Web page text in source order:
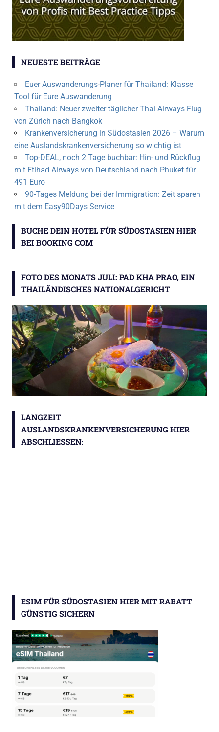
NEUESTE BEITRÄGE
Euer Auswanderungs-Planer für Thailand: Klasse
Tool für Eure Auswanderung
Thailand: Neuer zweiter täglicher Thai Airways Flug
von Zürich nach Bangkok
Krankenversicherung in Südostasien 2026 – Warum
eine Auslandskrankenversicherung so wichtig ist
Top-DEAL, noch 2 Tage buchbar: Hin- und Rückflug
mit Etihad Airways von Deutschland nach Phuket für
491 Euro
90-Tages Meldung bei der Immigration: Zeit sparen
mit dem Easy90Days Service
BUCHE DEIN HOTEL FÜR SÜDOSTASIEN HIER
BEI BOOKING COM
FOTO DES MONATS JULI: PAD KHA PRAO, EIN
THAILÄNDISCHES NATIONALGERICHT
LANGZEIT
AUSLANDSKRANKENVERSICHERUNG HIER
ABSCHLIESSEN:
ESIM FÜR SÜDOSTASIEN HIER MIT RABATT
GÜNSTIG SICHERN